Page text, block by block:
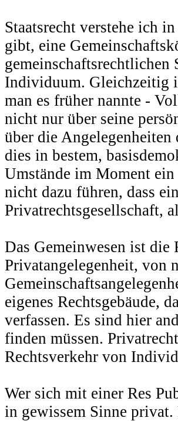
Staatsrecht verstehe ich
gibt, eine
gemeinschaftsrechtlichen
Individuum. Gleichzeitig
man es früher nannte -
nicht nur über seine
über die Angelegenheiten
dies in bestem,
Umstände im Moment
nicht dazu führen, dass
Privatrechtsgesellschaft,
Das Gemeinwesen ist
Privatangelegenheit, von
eigenes Rechtsgebäude,
verfassen. Es sind hier
finden müssen.
Rechtsverkehr von
Wer sich mit einer Res
in gewissem Sinne